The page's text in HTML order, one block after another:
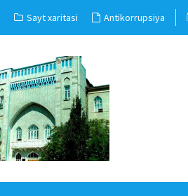
Sayt xaritasi Antikorrupsiya